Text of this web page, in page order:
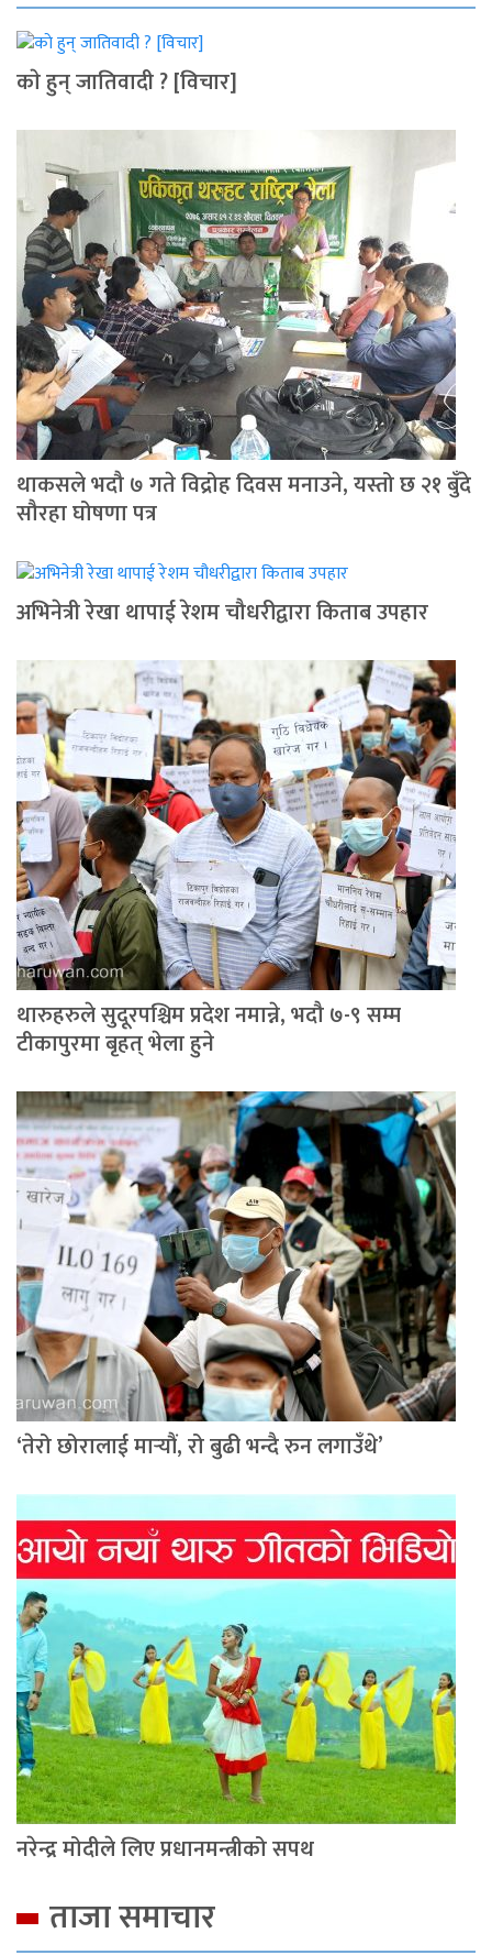
काे हुन् जातिवादी ? [विचार]
थाकसले भदौ ७ गते विद्रोह दिवस मनाउने, यस्तो छ २१ बुँदे
सौरहा घोषणा पत्र
अभिनेत्री रेखा थापाई रेशम चौधरीद्वारा किताब उपहार
थारुहरुले सुदूरपश्चिम प्रदेश नमान्ने, भदौ ७-९ सम्म
टीकापुरमा बृहत् भेला हुने
‘तेरो छोरालाई मार्‍यौं, रो बुढी भन्दै रुन लगाउँथे’
नरेन्द्र मोदीले लिए प्रधानमन्त्रीको सपथ
ताजा समाचार